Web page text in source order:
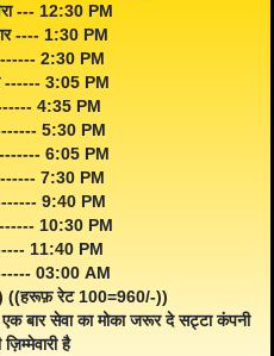
--- 12:30 PM
---- 1:30 PM
2:30 PM
------ 3:05 PM
4:35 PM
5:30 PM
6:05 PM
7:30 PM
------- 9:40 PM
10:30 PM
11:40 PM
03:00 AM
((हरूफ़ रेट 100=960/-))
बार सेवा का मोका जरूर दे सट्टा कंपनी
है